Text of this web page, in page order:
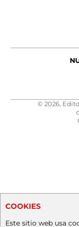
© 2026,
COOKIES
Este sitio web usa